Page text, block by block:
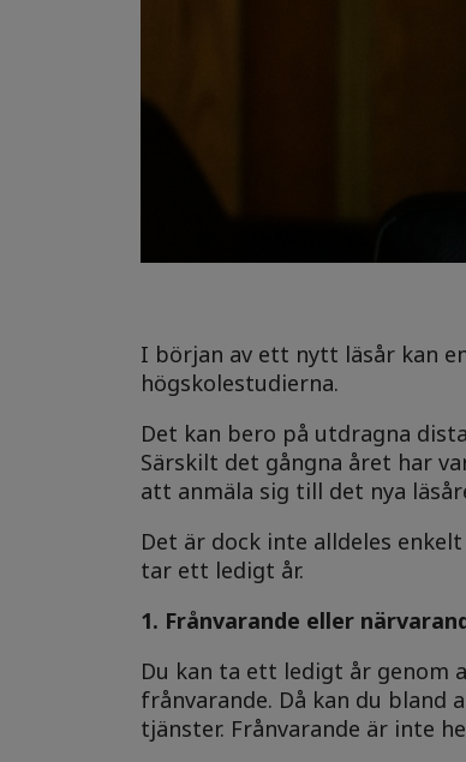
I början av ett nytt läsår kan
högskolestudierna.
Det kan bero på utdragna
Särskilt det gångna året har
att anmäla sig till det nya
Det är dock inte alldeles
tar ett ledigt år.
1. Frånvarande eller
Du kan ta ett ledigt år genom
frånvarande. Då kan du bland
tjänster. Frånvarande är inte